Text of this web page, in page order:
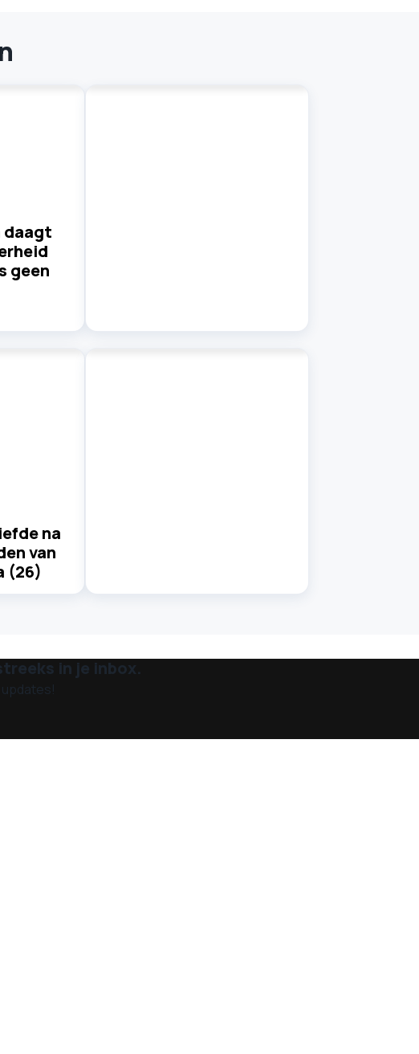
daagt
geen
na
van
(26)
in je inbox.